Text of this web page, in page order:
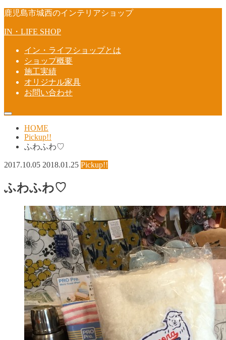
鹿児島市城西のインテリアショップ
IN・LIFE SHOP
イン・ライフショップとは
ショップ概要
施工実績
オリジナル家具
お問い合わせ
HOME
Pickup!!
ふわふわ♡
2017.10.05 2018.01.25 Pickup!!
ふわふわ♡